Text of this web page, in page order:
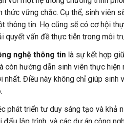
thức vững chắc. Cụ thể, sinh viên
thông tin. Họ cũng sẽ có cơ hội
quyết vấn đề thực tiễn trong môi
nghệ thông tinlà sự kết hợp
còn hướng dẫn sinh viên thực
nhất. Điều này không chỉ giúp
phát triển tư duy sáng tạo và khả